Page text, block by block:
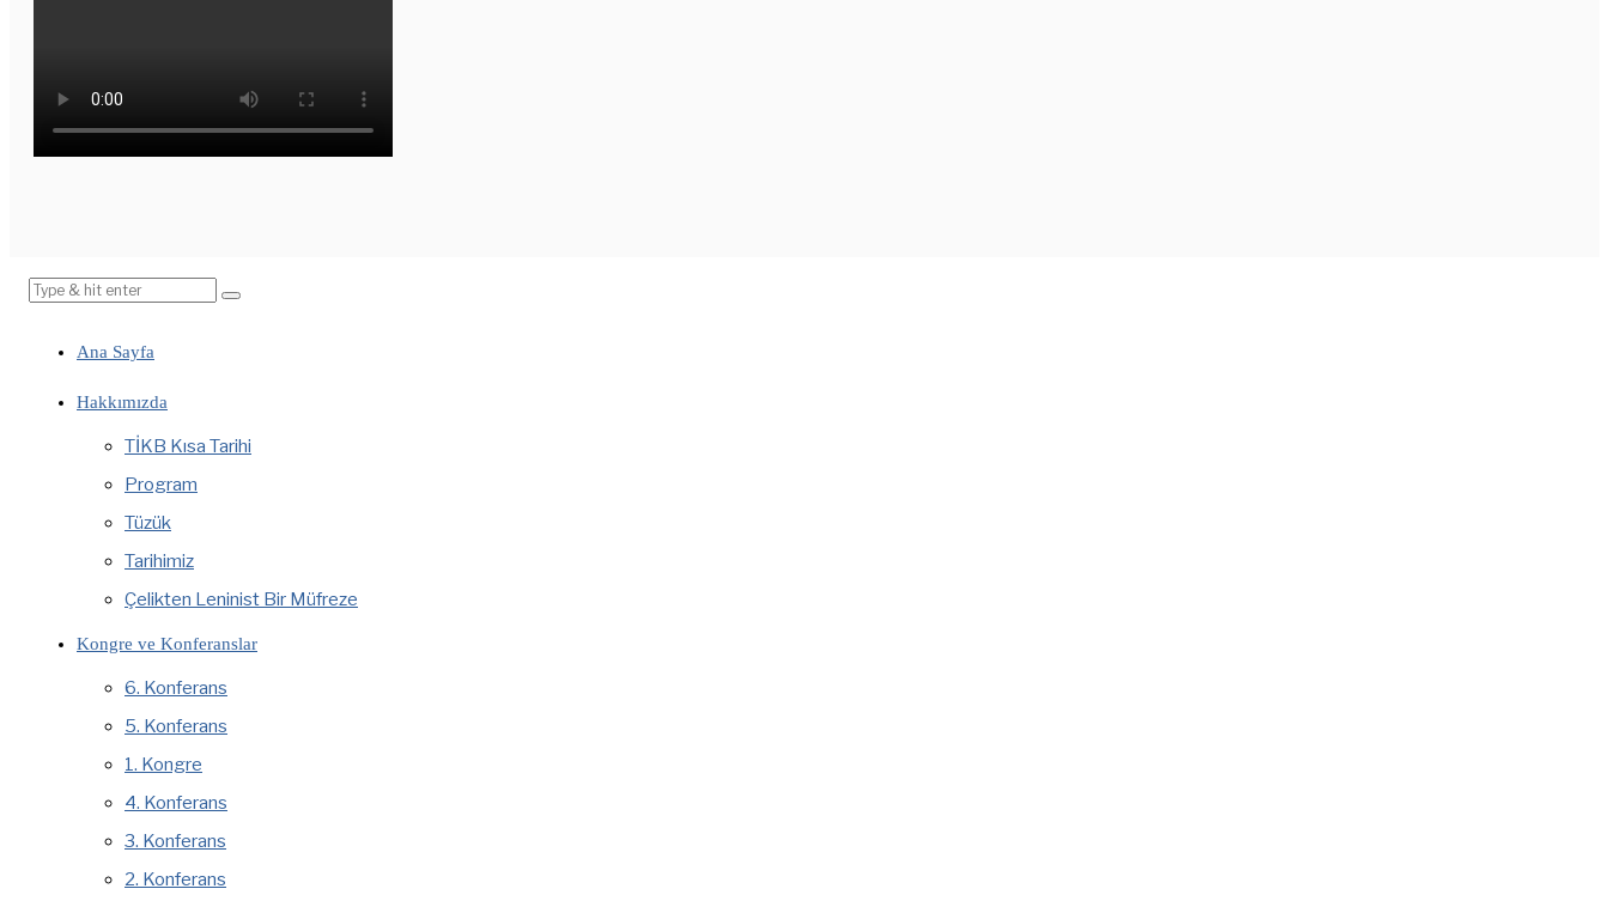
Ana Sayfa
Hakkımızda
TİKB Kısa Tarihi
Program
Tüzük
Tarihimiz
Çelikten Leninist Bir Müfreze
Kongre ve Konferanslar
6. Konferans
5. Konferans
1. Kongre
4. Konferans
3. Konferans
2. Konferans